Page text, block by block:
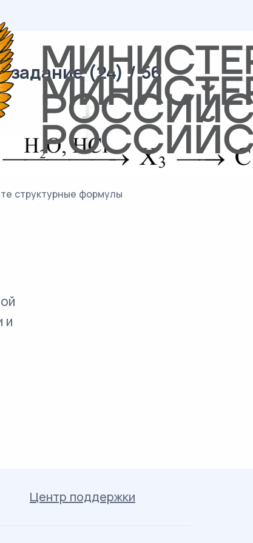
(24) / 56
структурные формулы
и
Центр поддержки